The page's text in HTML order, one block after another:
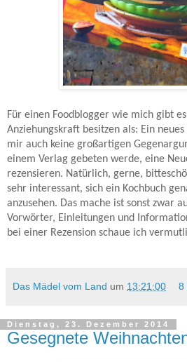
Für einen Foodblogger wie mich gibt
Anziehungskraft besitzen als: Ein
mir auch keine großartigen
einem Verlag gebeten werde, eine
rezensieren. Natürlich, gerne,
sehr interessant, sich ein Kochbuch
anzusehen. Das mache ist sonst zwar
Vorwörter, Einleitungen und
bei einer Rezension schaue ich
Das Mädel vom Land um 13:21:00 8
Dienstag, 23. Dezember 2014
Gesegnete